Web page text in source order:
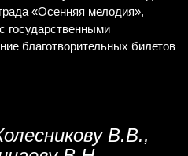
«Осенняя мелодия»,
государственными
благотворительных билетов
В.В.,